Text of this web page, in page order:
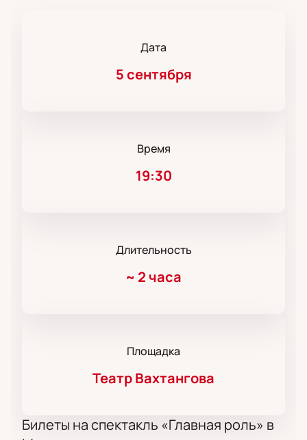
Дата
5 сентября
Время
19:30
Длительность
~ 2 часа
Площадка
Театр Вахтангова
Билеты на спектакль «Главная роль» в